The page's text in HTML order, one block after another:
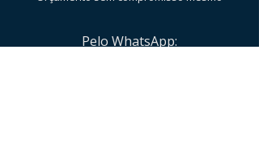
Pelo WhatsApp: